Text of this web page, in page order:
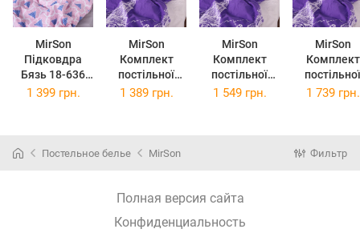
MirSon
Підковдра
Бязь 18-636
Rozalin 220 x
MirSon
Комплект
постільної
білизни Бязь
MirSon
Комплект
постільної
білизни Бязь
MirSon
Комплект
постільної
білизни Бязь
1 399 грн. 1 389 грн. 1 549 грн. 1 739 грн.
Постельное белье MirSon Фильтр
Полная версия сайта
Конфиденциальность